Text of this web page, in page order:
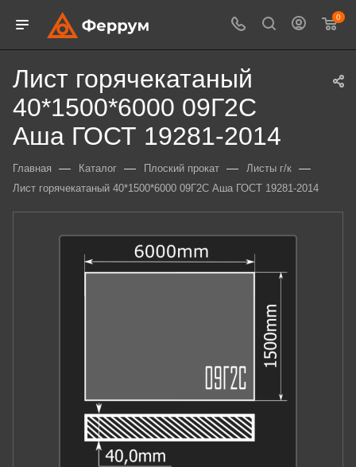
0
Лист горячекатаный
40*1500*6000 09Г2С
Аша ГОСТ 19281-2014
Главная — Каталог — Плоский прокат — Листы г/к —
Лист горячекатаный 40*1500*6000 09Г2С Аша ГОСТ 19281-2014